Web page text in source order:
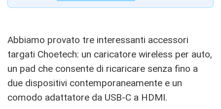
Abbiamo provato tre interessanti accessori
targati Choetech: un caricatore wireless per auto,
un pad che consente di ricaricare senza fino a
due dispositivi contemporaneamente e un
comodo adattatore da USB-C a HDMI.